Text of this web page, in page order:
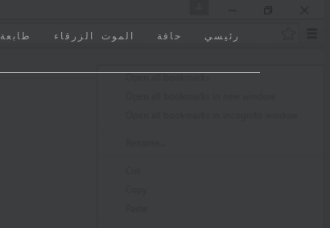
رئيسي
(CURRENT) حافة الموت الزرقاء طابعة